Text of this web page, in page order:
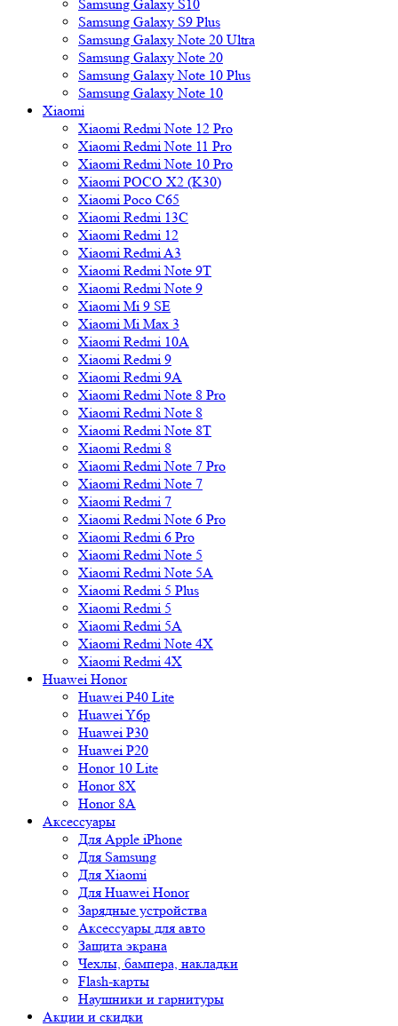
Samsung Galaxy S10
Samsung Galaxy S9 Plus
Samsung Galaxy Note 20 Ultra
Samsung Galaxy Note 20
Samsung Galaxy Note 10 Plus
Samsung Galaxy Note 10
Xiaomi
Xiaomi Redmi Note 12 Pro
Xiaomi Redmi Note 11 Pro
Xiaomi Redmi Note 10 Pro
Xiaomi POCO X2 (K30)
Xiaomi Poco C65
Xiaomi Redmi 13C
Xiaomi Redmi 12
Xiaomi Redmi A3
Xiaomi Redmi Note 9T
Xiaomi Redmi Note 9
Xiaomi Mi 9 SE
Xiaomi Mi Max 3
Xiaomi Redmi 10A
Xiaomi Redmi 9
Xiaomi Redmi 9A
Xiaomi Redmi Note 8 Pro
Xiaomi Redmi Note 8
Xiaomi Redmi Note 8T
Xiaomi Redmi 8
Xiaomi Redmi Note 7 Pro
Xiaomi Redmi Note 7
Xiaomi Redmi 7
Xiaomi Redmi Note 6 Pro
Xiaomi Redmi 6 Pro
Xiaomi Redmi Note 5
Xiaomi Redmi Note 5A
Xiaomi Redmi 5 Plus
Xiaomi Redmi 5
Xiaomi Redmi 5A
Xiaomi Redmi Note 4X
Xiaomi Redmi 4X
Huawei Honor
Huawei P40 Lite
Huawei Y6p
Huawei P30
Huawei P20
Honor 10 Lite
Honor 8X
Honor 8A
Аксессуары
Для Apple iPhone
Для Samsung
Для Xiaomi
Для Huawei Honor
Зарядные устройства
Аксессуары для авто
Защита экрана
Чехлы, бампера, накладки
Flash-карты
Наушники и гарнитуры
Акции и скидки